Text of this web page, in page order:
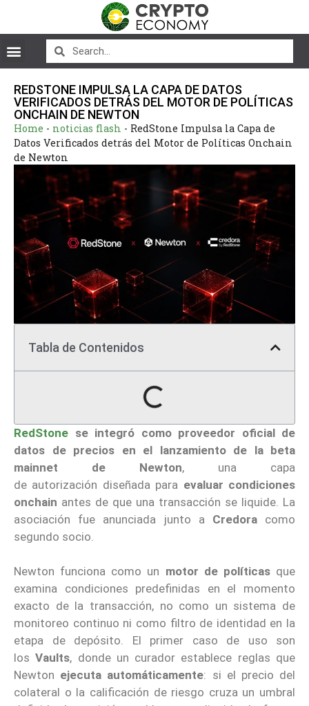
REDSTONE IMPULSA LA CAPA DE DATOS
VERIFICADOS DETRÁS DEL MOTOR DE POLÍTICAS
ONCHAIN DE NEWTON
Home - noticias flash - RedStone Impulsa la Capa de
Datos Verificados detrás del Motor de Políticas Onchain
de Newton
Tabla de Contenidos
RedStone se integró como proveedor oficial de
datos de precios en el lanzamiento de la beta
mainnet de Newton, una capa
de autorización diseñada para evaluar condiciones
onchain antes de que una transacción se liquide. La
asociación fue anunciada junto a Credora como
segundo socio.
Newton funciona como un motor de políticasque
examina condiciones predefinidas en el momento
exacto de la transacción, no como un sistema de
monitoreo continuo ni como filtro de identidad en la
etapa de depósito. El primer caso de uso son
losVaults, donde un curador establece reglas que
Newton ejecuta automáticamente: si el precio del
colateral o la calificación de riesgo cruza un umbral